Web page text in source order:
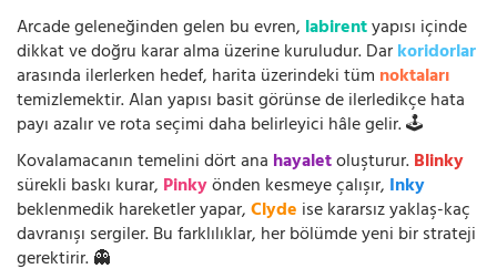
Arcade geleneğinden gelen bu evren, labirentyapısı içinde
dikkat ve doğru karar alma üzerine kuruludur. Darkoridorlar
arasında ilerlerken hedef, harita üzerindeki tüm noktaları
temizlemektir. Alan yapısı basit görünse de ilerledikçe hata
payı azalır ve rota seçimi daha belirleyici hâle gelir. 🕹️
Kovalamacanın temelini dört ana hayaletoluşturur.Blinky
sürekli baskı kurar, Pinkyönden kesmeye çalışır, Inky
beklenmedik hareketler yapar,Clyde ise kararsız yaklaş-kaç
davranışı sergiler. Bu farklılıklar, her bölümde yeni bir strateji
gerektirir. 👻